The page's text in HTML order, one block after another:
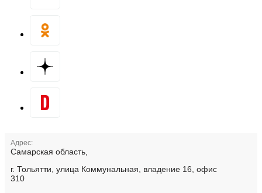
Адрес:
Самарская область,
г. Тольятти, улица Коммунальная, владение 16, офис
310